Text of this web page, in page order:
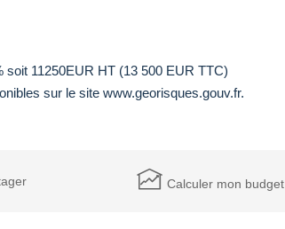
soit 11250EUR HT (13 500 EUR TTC)
sur le site www.georisques.gouv.fr.
Calculer mon budget